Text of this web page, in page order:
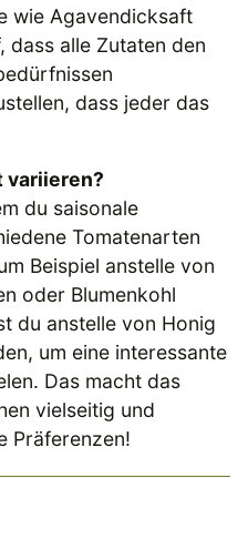
wie Agavendicksaft
dass alle Zutaten den
dass jeder das
variieren?
du saisonale
Tomatenarten
Beispiel anstelle von
oder Blumenkohl
du anstelle von Honig
um eine interessante
Das macht das
vielseitig und
Präferenzen!